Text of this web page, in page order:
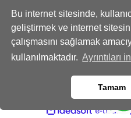
Bu internet sitesinde,
geliştirmek ve internet
çalışmasını sağlamak
kullanılmaktadır. Ayrıntıları
Tamam
Denizmar İç Dış Ticaret Anonim
ideasoft